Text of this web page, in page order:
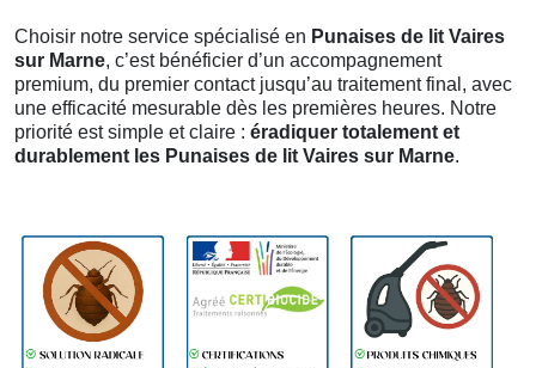
Choisir notre service spécialisé en Punaises de lit Vaires
sur Marne, c’est bénéficier d’un accompagnement
premium, du premier contact jusqu’au traitement final, avec
une efficacité mesurable dès les premières heures. Notre
priorité est simple et claire : éradiquer totalement et
durablement les Punaises de lit Vaires sur Marne.